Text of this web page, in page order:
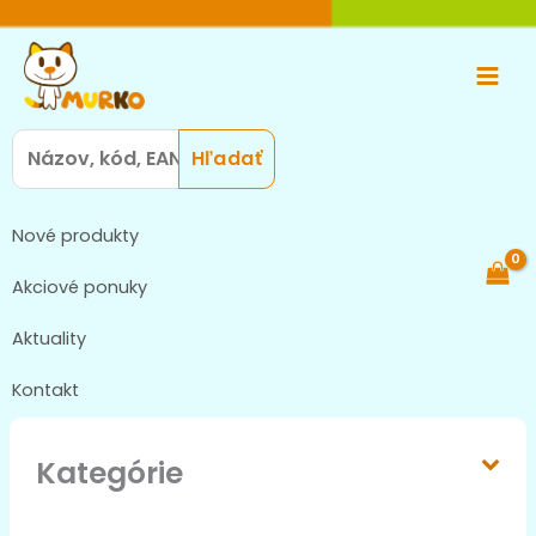
obsah
Main
Search
for:
Nové produkty
Akciové ponuky
Aktuality
Kontakt
Kategórie